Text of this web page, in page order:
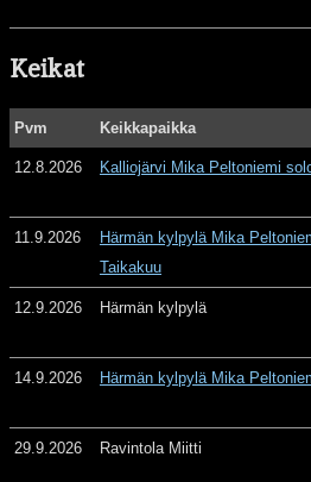
Keikat
Pvm Keikkapaikka
12.8.2026 Kalliojärvi Mika Peltoniemi
11.9.2026
Härmän kylpylä Mika
Taikakuu
12.9.2026 Härmän kylpylä
14.9.2026 Härmän kylpylä Mika
29.9.2026 Ravintola Miitti